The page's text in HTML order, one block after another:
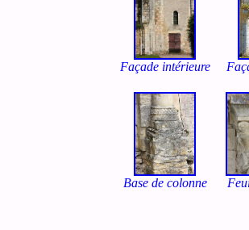
Façade intérieure
Base de colonne